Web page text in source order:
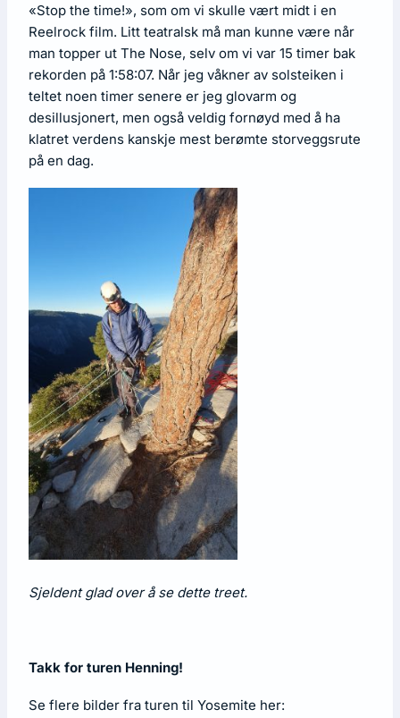
«Stop the time!», som om vi skulle vært midt i en
Reelrock film. Litt teatralsk må man kunne være når
man topper ut The Nose, selv om vi var 15 timer bak
rekorden på 1:58:07. Når jeg våkner av solsteiken i
teltet noen timer senere er jeg glovarm og
desillusjonert, men også veldig fornøyd med å ha
klatret verdens kanskje mest berømte storveggsrute
på en dag.
Sjeldent glad over å se dette treet.
Takk for turen Henning!
Se flere bilder fra turen til Yosemite her: